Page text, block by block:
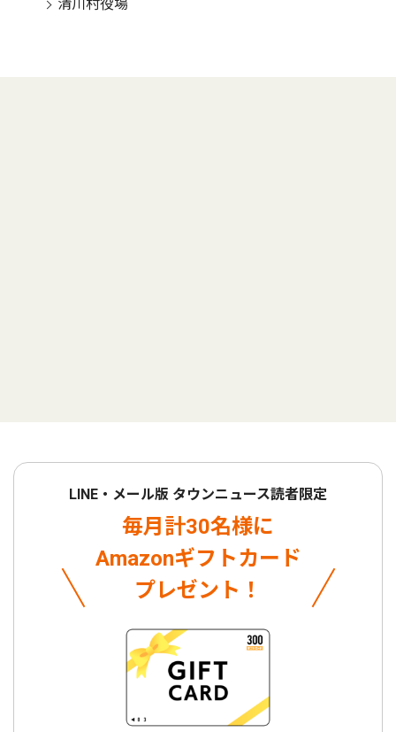
清川村役場
LINE・メール版 タウンニュース読者限定
毎月計30名様に
Amazonギフトカード
プレゼント！